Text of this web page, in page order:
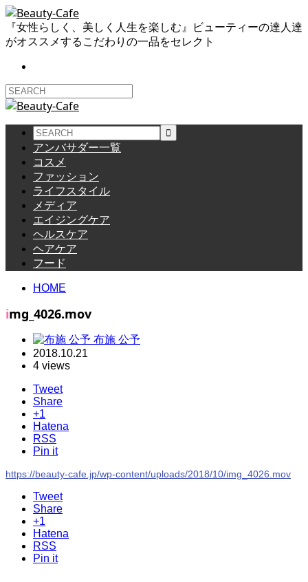
『女性らしく、美しく人生を楽しむ』ビューティーの達人達
がオススメするこだわりの一品をセレクト
アンバサダー一覧
コスメ
ファッション
ライフスタイル
メディア
エイジングケア
ヘルスケア
ヘアケア
フード
HOME
img_4026.mov
布施 公予
2018.10.21
4 views
Tweet
Share
+1
Hatena
RSS
Pin it
https://beauty-cafe.jp/wp-content/uploads/2018/10/img_4026.mov
Tweet
Share
+1
Hatena
RSS
Pin it